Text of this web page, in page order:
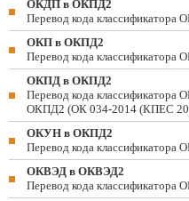
ОКДП в ОКПД2
Перевод кода
ОКП в ОКПД2
Перевод кода
ОКПД в ОКПД2
Перевод кода
ОКПД2 (ОК 034-2014 (КПЕС
ОКУН в ОКПД2
Перевод кода
ОКВЭД в ОКВЭД2
Перевод кода